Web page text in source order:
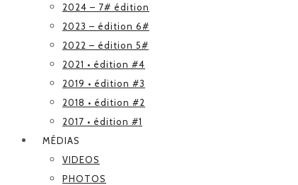
2024 – 7# édition
2023 – édition 6#
2022 – édition 5#
2021 • édition #4
2019 • édition #3
2018 • édition #2
2017 • édition #1
MÉDIAS
VIDEOS
PHOTOS